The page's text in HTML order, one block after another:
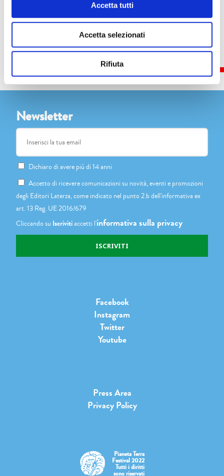
Accetta tutti
Accetta selezionati
Rifiuta
Share this...
Newsletter
Dichiaro di avere più di 14 anni
Accetto di ricevere comunicazioni su novità, eventi e promozioni
degli Editori Laterza, come indicato nel punto 2.b dell'informativa ex
art. 13 Reg. UE 2016/679
Cliccando su Iscrivitiaccetti l'informativa sulla privacy
Facebook
Instagram
Twitter
Youtube
Press Area
Privacy Policy
Pianeta Terra
Festival 2022
Tutti i diritti
sono riservati